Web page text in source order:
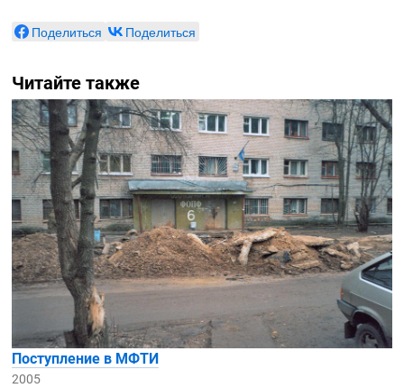
Поделиться Поделиться
Читайте также
Поступление в МФТИ
2005